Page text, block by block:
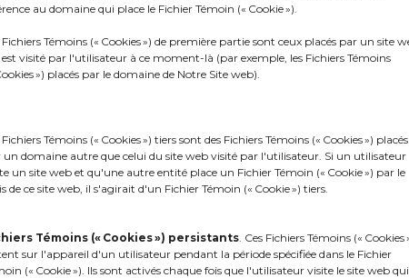
au domaine qui place le Fichier Témoin (« Cookie »).
Fichiers Témoins (« Cookies ») de première partie sont ceux placés par un site
visité par l'utilisateur à ce moment-là (par exemple, les Fichiers Témoins
») placés par le domaine de Notre Site web).
Fichiers Témoins (« Cookies ») tiers sont des Fichiers Témoins (« Cookies ») placés
un domaine autre que celui du site web visité par l'utilisateur. Si un utilisateur
un site web et qu'une autre entité place un Fichier Témoin (« Cookie ») par le
de ce site web, il s'agirait d'un Fichier Témoin (« Cookie ») tiers.
Témoins (« Cookies ») persistants . Ces Fichiers Témoins (« Cookies
sur l'appareil d'un utilisateur pendant la période spécifiée dans le Fichier
(« Cookie »). Ils sont activés chaque fois que l'utilisateur visite le site web
13 septembre dernier, nous avons eu le plaisir
M. Benoît Vivier, directeur des affaires
Association (EENA) basée à Bruxelles ainsi
l’Agence municipale de financement et de
du Québec.